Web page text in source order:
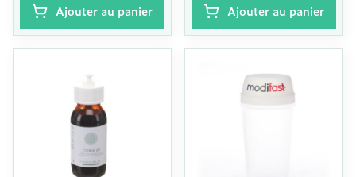
Ajouter au panier Ajouter au panier